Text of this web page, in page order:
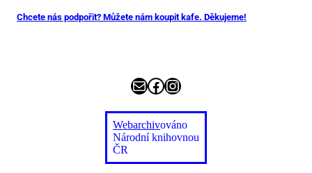
Chcete nás podpořit? Můžete nám koupit kafe. Děkujeme!
E-mailFacebook
Instagram
Webarchivováno
Národní knihovnou
ČR